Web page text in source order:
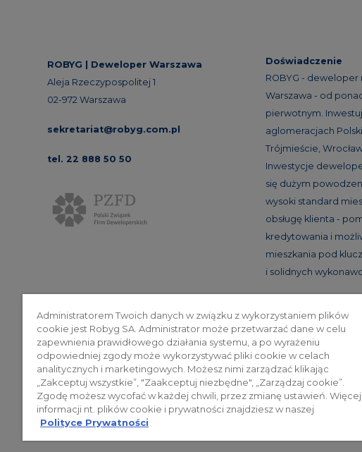
ROBYG | Deweloper Warszawa
Aleja Rzeczypospolitej 1
02-972 Warszawa
sekretariat@robyg.com.pl
tel. 22 888 50 50
Doświadczenie
ROBYG - deweloper
Warszawa - od
pierwotnym.
aglomeracjach
Trójmieście,
Inwestycje
się dużym
wysoki standard
obsługę klienta -
kredytowania i
mieszkania pod
i solidnych
Polityka
© 2026 ROBYG. Wszystkie prawa
mogą być traktowane jako ostateczne
Administratorem Twoich danych w związku z wykorzystaniem plików
cookie jest Robyg SA. Administrator może przetwarzać dane w celu
zapewnienia prawidłowego działania systemu, a po wyrażeniu
odpowiedniej zgody może wykorzystywać pliki cookie w celach
analitycznych i marketingowych. Możesz nimi zarządzać klikając
„Zakceptuj wszystkie”, "Zaakceptuj niezbędne", „Zarządzaj cookie”.
Zgodę możesz wycofać w każdej chwili, przez zmianę ustawień. Więcej
informacji nt. plików cookie i prywatności znajdziesz w naszej
Polityce Prywatności